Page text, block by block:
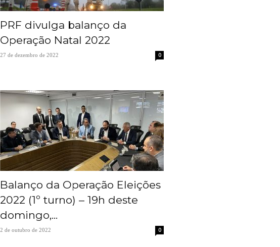
PRF divulga balanço da
Operação Natal 2022
27 de dezembro de 2022 0
Balanço da Operação Eleições
2022 (1º turno) – 19h deste
domingo,...
2 de outubro de 2022 0